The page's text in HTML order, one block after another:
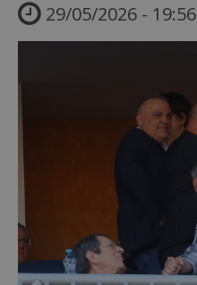
29/05/2026 - 19:56